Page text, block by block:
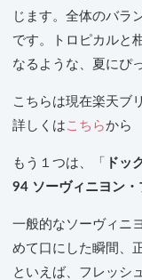
じます。全体のバラ
です。トロピカルと
なるような、夏にぴ
こちらは現在楽天ブ
詳しくは こちらから
もう１つは、「
ドッ
94 ソーヴィニヨン・
一般的なソーヴィニ
めて口にした瞬間、
といえば、フレッシ